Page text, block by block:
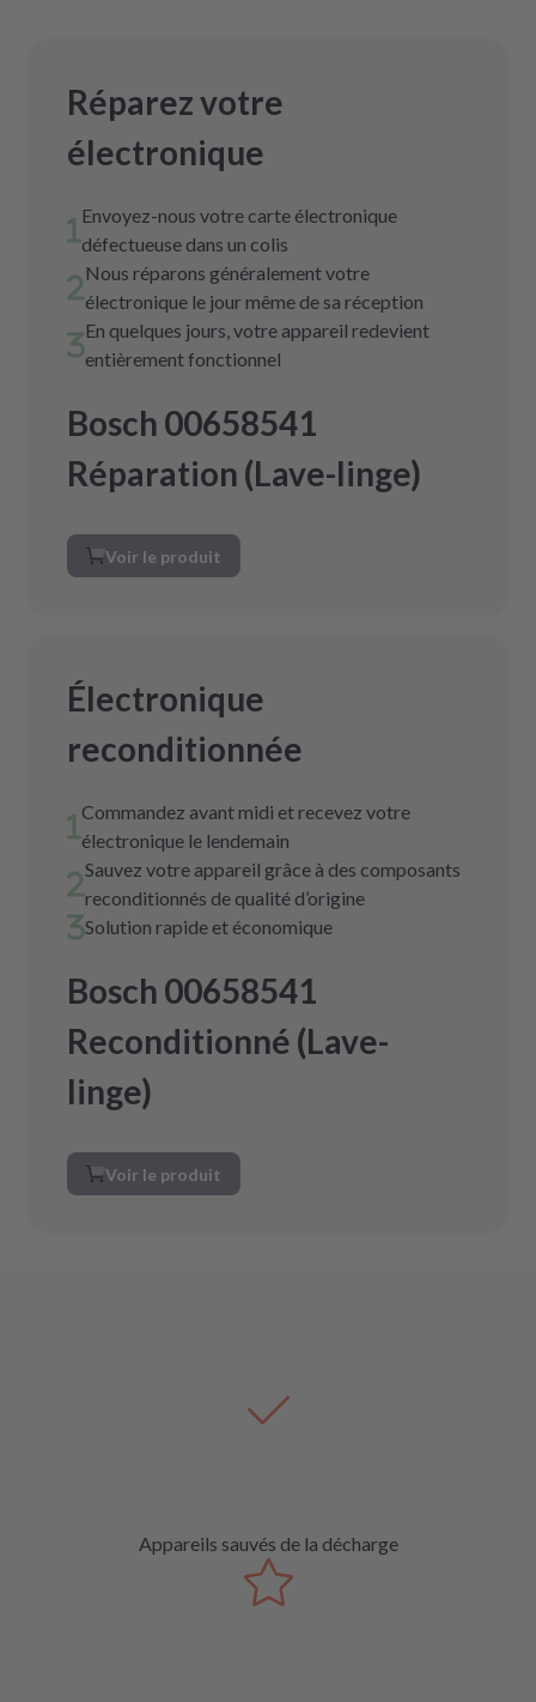
Réparez votre
électronique
Envoyez-nous votre carte électronique
défectueuse dans un colis
Nous réparons généralement votre
électronique le jour même de sa réception
En quelques jours, votre appareil redevient
entièrement fonctionnel
Bosch 00658541
Réparation (Lave-linge)
Voir le produit
Électronique
reconditionnée
Commandez avant midi et recevez votre
électronique le lendemain
Sauvez votre appareil grâce à des composants
reconditionnés de qualité d’origine
Solution rapide et économique
Bosch 00658541
Reconditionné (Lave-
linge)
Voir le produit
Appareils sauvés de la décharge